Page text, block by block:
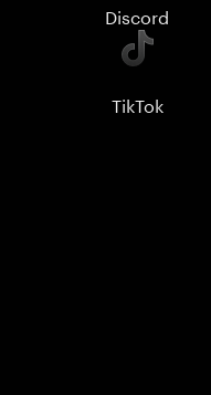
Discord
TikTok